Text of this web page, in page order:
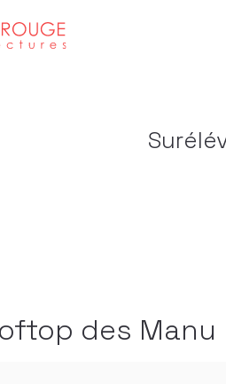
des Manu